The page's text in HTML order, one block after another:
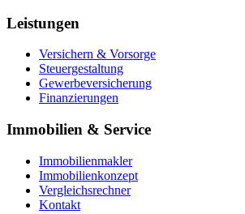
Leistungen
Versichern & Vorsorge
Steuergestaltung
Gewerbeversicherung
Finanzierungen
Immobilien & Service
Immobilienmakler
Immobilienkonzept
Vergleichsrechner
Kontakt